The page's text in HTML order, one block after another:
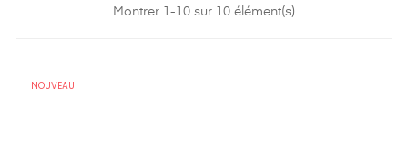
Montrer 1-10 sur 10 élément(s)
NOUVEAU